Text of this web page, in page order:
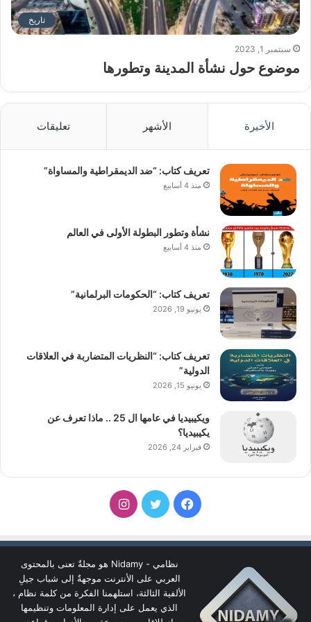
تاريخ
سبتمبر 1, 2023
موضوع حول نشأة المدينة وتطورها
الأخيرة الأشهر تعليقات
تعريف كتاب: “ضد الديمقراطية والمساواة”
منذ 4 أسابيع
نشأة وتطور البطولة الأولى في العالم
منذ 4 أسابيع
تعريف كتاب: “الحكومات البرلمانية”
يونيو 19, 2026
تعريف كتاب: “النظريات المتضاربة في العلاقات
الدولية”
يونيو 15, 2026
ويكيبيديا في عامها ال 25 .. ماذا تعرف عن
يكيبيديا؟
فبراير 24, 2026
فيسبوكتويتر انستقرام
نظامي - Nidamy هو مجلةٌ تعنى بالمحتوى
العربي على الأنترنت موجهةٌ إلى شباب جيلِ
الألفية الثالثة، استلهمنا الفكرة من كلمة نظام ،
الذي يعمل على إدارة المعلومات وتنظيمها